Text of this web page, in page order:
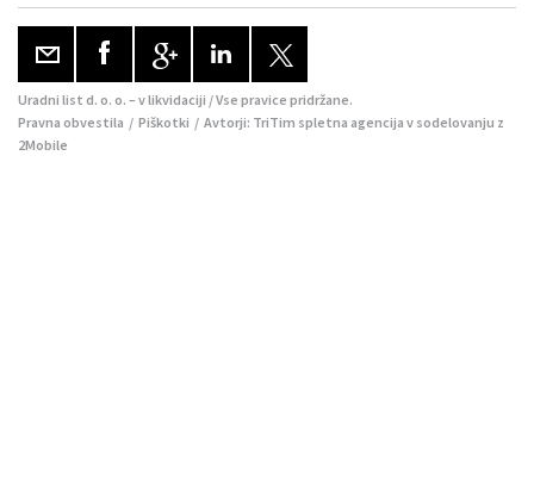
Uradni list d. o. o. – v likvidaciji / Vse pravice pridržane.
Pravna obvestila / Piškotki / Avtorji: TriTim spletna agencija v sodelovanju z
2Mobile